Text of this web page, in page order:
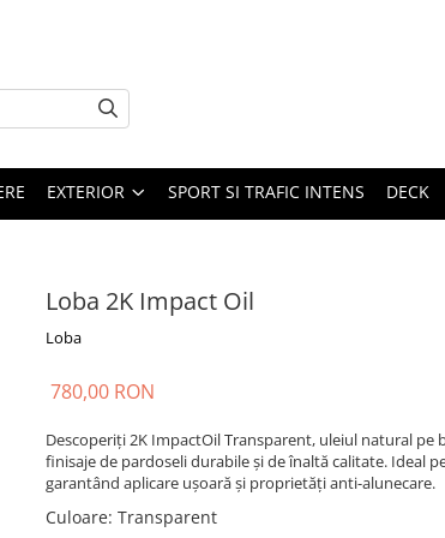
EXTERIOR SPORT SI TRAFIC INTENS DECK
Loba 2K Impact Oil
Loba
780,00 RON
Descoperiți 2K ImpactOil Transparent, uleiul natural
finisaje de pardoseli durabile și de înaltă calitate. Ideal
garantând aplicare ușoară și proprietăți anti-alunecare.
Culoare: Transparent